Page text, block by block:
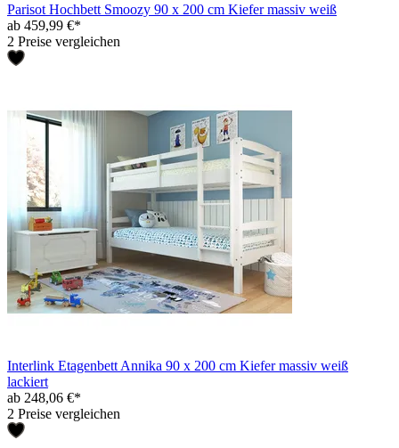
Parisot Hochbett Smoozy 90 x 200 cm Kiefer massiv weiß
ab 459,99 €*
2 Preise vergleichen
Interlink Etagenbett Annika 90 x 200 cm Kiefer massiv weiß
lackiert
ab 248,06 €*
2 Preise vergleichen